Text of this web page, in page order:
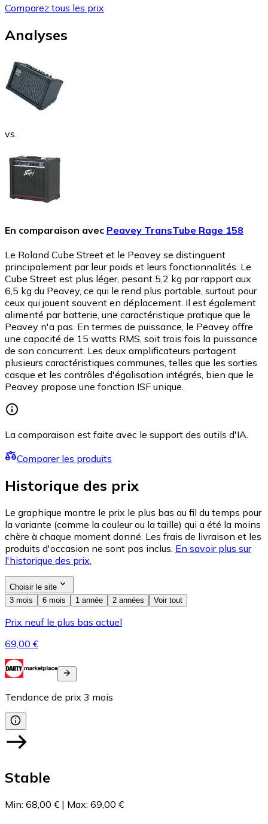
Comparez tous les prix
Analyses
vs.
En comparaison avec Peavey TransTube Rage 158
Le Roland Cube Street et le Peavey se distinguent
principalement par leur poids et leurs fonctionnalités. Le
Cube Street est plus léger, pesant 5,2 kg par rapport aux
6,5 kg du Peavey, ce qui le rend plus portable, surtout pour
ceux qui jouent souvent en déplacement. Il est également
alimenté par batterie, une caractéristique pratique que le
Peavey n'a pas. En termes de puissance, le Peavey offre
une capacité de 15 watts RMS, soit trois fois la puissance
de son concurrent. Les deux amplificateurs partagent
plusieurs caractéristiques communes, telles que les sorties
casque et les contrôles d'égalisation intégrés, bien que le
Peavey propose une fonction ISF unique.
La comparaison est faite avec le support des outils d'IA.
Comparer les produits
Historique des prix
Le graphique montre le prix le plus bas au fil du temps pour
la variante (comme la couleur ou la taille) qui a été la moins
chère à chaque moment donné. Les frais de livraison et les
produits d'occasion ne sont pas inclus. En savoir plus sur
l'historique des prix.
Choisir le site
3 mois
6 mois 1 année 2 années Voir tout
Prix neuf le plus bas actuel
69,00 €
Tendance de prix 3 mois
Stable
Min: 68,00 € | Max: 69,00 €